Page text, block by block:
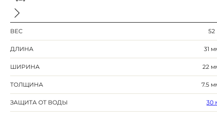
ВЕС 52
ДЛИНА 31
ШИРИНА 22
ТОЛЩИНА 7.5
ЗАЩИТА ОТ ВОДЫ 30